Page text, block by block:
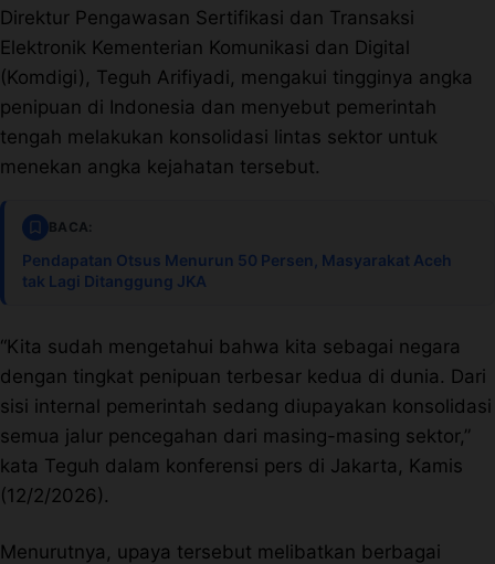
Baca Surat
Tambah Kontributor
Terbitkan Berita
Video
Direktur Pengawasan Sertifikasi dan Transaksi
Elektronik Kementerian Komunikasi dan Digital
(Komdigi), Teguh Arifiyadi, mengakui tingginya angka
penipuan di Indonesia dan menyebut pemerintah
tengah melakukan konsolidasi lintas sektor untuk
menekan angka kejahatan tersebut.
BACA:
Pendapatan Otsus Menurun 50 Persen, Masyarakat Aceh
tak Lagi Ditanggung JKA
“Kita sudah mengetahui bahwa kita sebagai negara
dengan tingkat penipuan terbesar kedua di dunia. Dari
sisi internal pemerintah sedang diupayakan konsolidasi
semua jalur pencegahan dari masing-masing sektor,”
kata Teguh dalam konferensi pers di Jakarta, Kamis
(12/2/2026).
Menurutnya, upaya tersebut melibatkan berbagai